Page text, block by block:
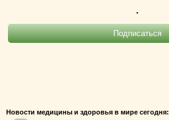
.
Новости медицины и здоровья в мире сегодня: